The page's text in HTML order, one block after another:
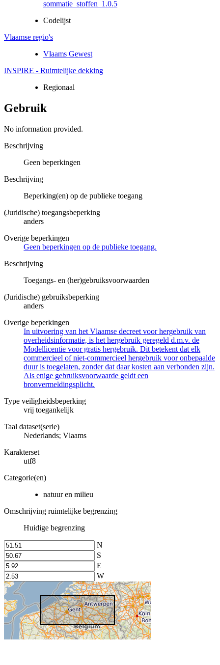
sommatie_stoffen_1.0.5
Codelijst
Vlaamse regio's
Vlaams Gewest
INSPIRE - Ruimtelijke dekking
Regionaal
Gebruik
No information provided.
Beschrijving
Geen beperkingen
Beschrijving
Beperking(en) op de publieke toegang
(Juridische) toegangsbeperking
anders
Overige beperkingen
Geen beperkingen op de publieke toegang.
Beschrijving
Toegangs- en (her)gebruiksvoorwaarden
(Juridische) gebruiksbeperking
anders
Overige beperkingen
In uitvoering van het Vlaamse decreet voor hergebruik van
overheidsinformatie, is het hergebruik geregeld d.m.v. de
Modellicentie voor gratis hergebruik. Dit betekent dat elk
commercieel of niet-commercieel hergebruik voor onbepaalde
duur is toegelaten, zonder dat daar kosten aan verbonden zijn.
Als enige gebruiksvoorwaarde geldt een
bronvermeldingsplicht.
Type veiligheidsbeperking
vrij toegankelijk
Taal dataset(serie)
Nederlands; Vlaams
Karakterset
utf8
Categorie(en)
natuur en milieu
Omschrijving ruimtelijke begrenzing
Huidige begrenzing
N
S
E
W